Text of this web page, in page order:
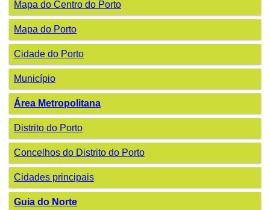
Mapa do Centro do Porto
Mapa do Porto
Cidade do Porto
Município
Área Metropolitana
Distrito do Porto
Concelhos do Distrito do Porto
Cidades principais
Guia do Norte